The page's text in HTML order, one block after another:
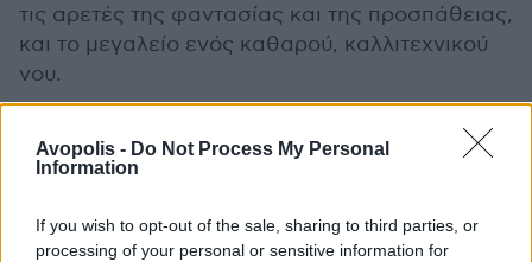
Avopolis - Do Not Process My Personal
Information
If you wish to opt-out of the sale, sharing to third parties, or
processing of your personal or sensitive information for
τις αρετές της φαντασίας και της προσπάθειας,
και το μεγαλείο ενός καθαρού, καλλιτεχνικού
νου.